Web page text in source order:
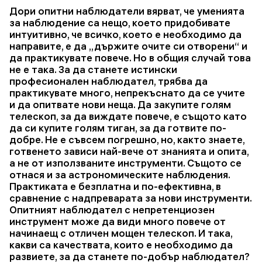
Дори опитни наблюдатели вярват, че уменията
за наблюдение са нещо, което придобивате
интуитивно, че всичко, което е необходимо да
направите, е да „държите очите си отворени“ и
да практикувате повече. Но в общия случай това
не е така. За да станете истински
професионален наблюдател, трябва да
практикувате много, непрекъснато да се учите
и да опитвате нови неща. Да закупите голям
телескоп, за да виждате повече, е същото като
да си купите голям тиган, за да готвите по-
добре. Не е съвсем погрешно, но, както знаете,
готвенето зависи най-вече от знанията и опита,
а не от използваните инструменти. Същото се
отнася и за астрономическите наблюдения.
Практиката е безплатна и по-ефективна, в
сравнение с надпреварата за нови инструменти.
Опитният наблюдател с непретенциозен
инструмент може да види много повече от
начинаещ с отличен мощен телескоп. И така,
какви са качествата, които е необходимо да
развиете, за да станете по-добър наблюдател?